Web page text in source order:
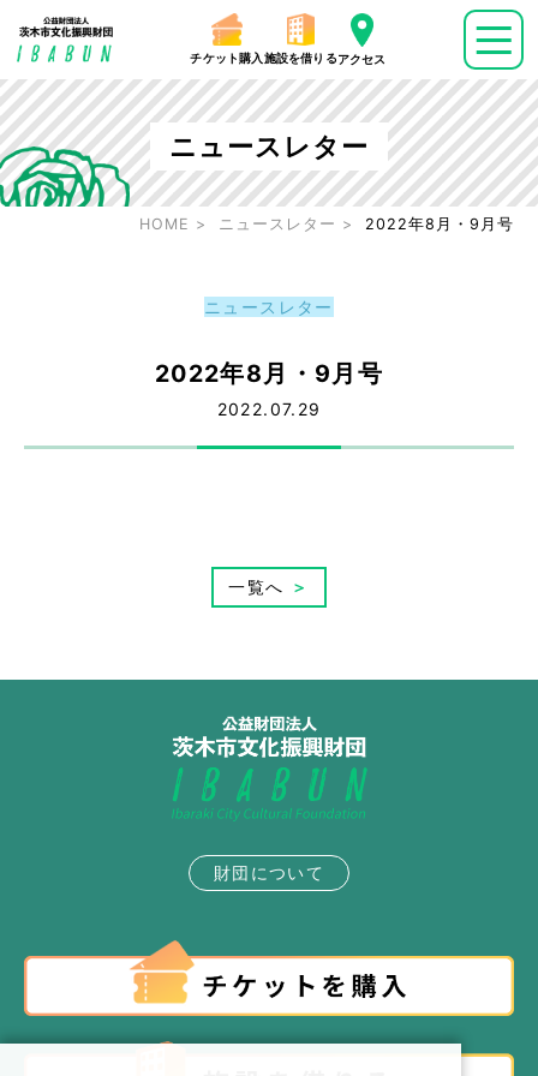
チケット購入 施設を借りるアクセス
ニュースレター
HOME ニュースレター 2022年8月・9月号
ニュースレター
2022年8月・9月号
2022.07.29
一覧へ ＞
財団について